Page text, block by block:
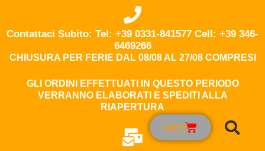
Contattaci Subito: Tel: +39 0331-841577 Cell: +39 346-
6469266
CHIUSURA PER FERIE DAL 08/08 AL 27/08 COMPRESI
GLI ORDINI EFFETTUATI IN QUESTO PERIODO
VERRANNO ELABORATI E SPEDITI ALLA
RIAPERTURA
0,00 €